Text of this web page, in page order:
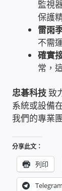
PHP程
網路 工
監視器安裝
監視器
監視器租
防盜保全
昇銳電子
監視
保護
雷雨
不需
確實
常，
忠碁科技致
系統或設備
我們的專業
分享此文：
列印
Telegram